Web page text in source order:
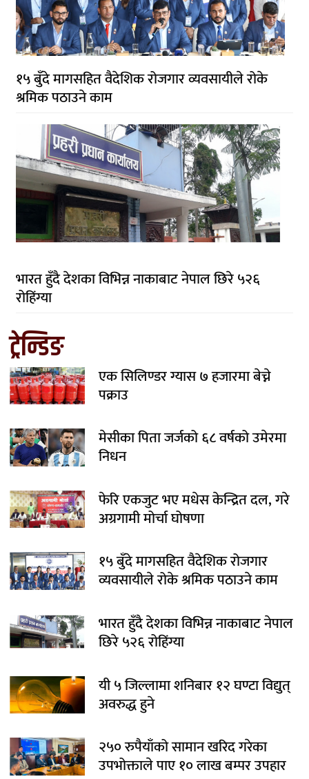
१५ बुँदे मागसहित वैदेशिक रोजगार व्यवसायीले रोके
श्रमिक पठाउने काम
भारत हुँदै देशका विभिन्न नाकाबाट नेपाल छिरे ५२६
रोहिंग्या
ट्रेन्डिङ
एक सिलिण्डर ग्यास ७ हजारमा बेच्ने
पक्राउ
मेसीका पिता जर्जको ६८ वर्षको उमेरमा
निधन
फेरि एकजुट भए मधेस केन्द्रित दल, गरे
अग्रगामी मोर्चा घोषणा
१५ बुँदे मागसहित वैदेशिक रोजगार
व्यवसायीले रोके श्रमिक पठाउने काम
भारत हुँदै देशका विभिन्न नाकाबाट नेपाल
छिरे ५२६ रोहिंग्या
यी ५ जिल्लामा शनिबार १२ घण्टा विद्युत्
अवरुद्ध हुने
२५० रुपैयाँको सामान खरिद गरेका
उपभोक्ताले पाए १० लाख बम्पर उपहार